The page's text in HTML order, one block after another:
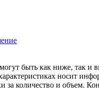
быть как ниже, так и
носит
количество и объем.